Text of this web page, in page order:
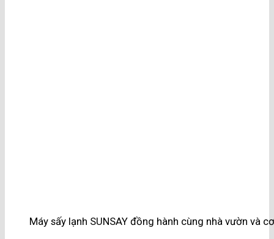
Máy sấy lạnh SUNSAY đồng hành cùng nhà vườn và